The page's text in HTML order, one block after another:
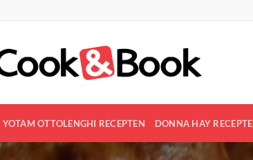
YOTAM OTTOLENGHI RECEPTEN DONNA HAY